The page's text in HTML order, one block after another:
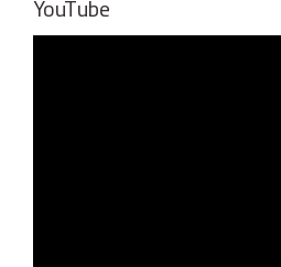
YouTube